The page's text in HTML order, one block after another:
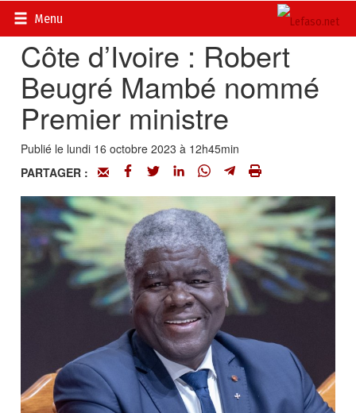
Menu
Accueil>
Côte d’Ivoire : Robert
Beugré Mambé nommé
Premier ministre
Publié le lundi 16 octobre 2023 à 12h45min
PARTAGER :